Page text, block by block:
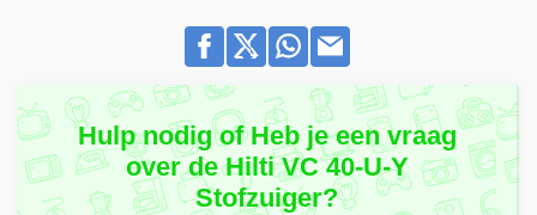
Hulp nodig of Heb je een vraag
over de Hilti VC 40-U-Y
Stofzuiger?